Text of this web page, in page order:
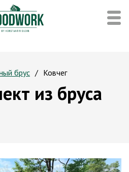
брус Ковчег
из бруса